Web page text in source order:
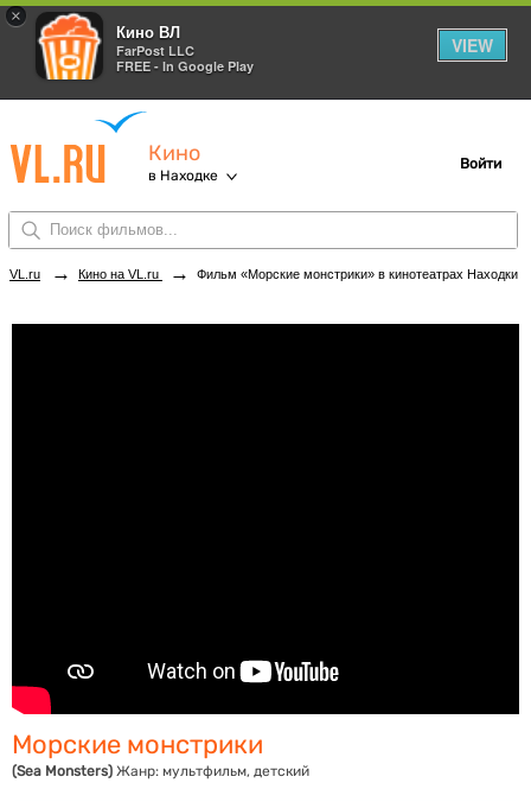
×
Кино ВЛ
FarPost LLC
FREE - In Google Play
VIEW
Кино
в Находке
Войти
VL.ru → Кино на VL.ru → Фильм «Морские монстрики» в кинотеатрах Находки. Купить билеты!
Морские монстрики
(Sea Monsters) Жанр: мультфильм, детский